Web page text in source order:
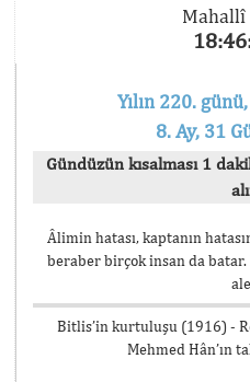
Mahallî
Yılın 220.
8. Ay, 31
Gündüzün kısalması 1
Âlimin hatası, kaptanın
beraber birçok insan da
Bitlis’in kurtuluşu (1916) -
Mehmed Hân’ın